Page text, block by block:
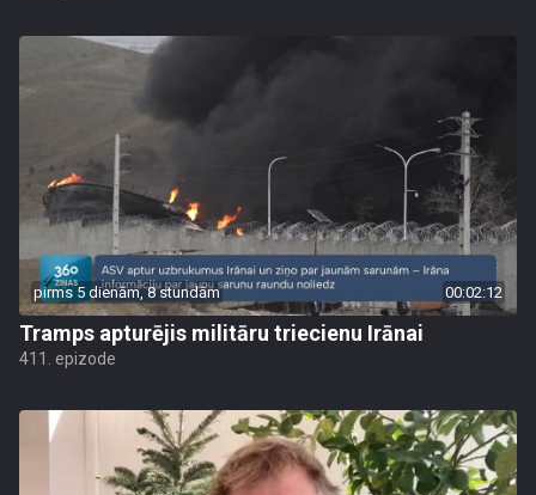
pirms 5 dienām, 8 stundām 00:02:12
Tramps apturējis militāru triecienu Irānai
411. epizode